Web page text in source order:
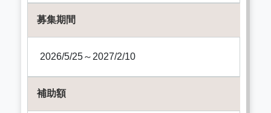
募集期間
2026/5/25～2027/2/10
補助額